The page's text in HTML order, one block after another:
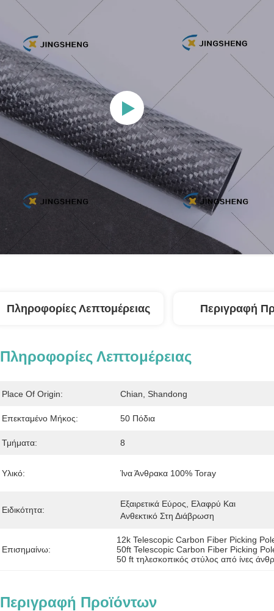
Πληροφορίες Λεπτομέρειας Περιγραφή
Πληροφορίες Λεπτομέρειας
Place Of Origin: Chian, Shandong
Επεκταμένο Μήκος: 50 Πόδια
Τμήματα: 8
Υλικό: Ίνα Άνθρακα 100% Toray
Ειδικότητα:
Εξαιρετικά Εύρος, Ελαφρύ Και
Ανθεκτικό Στη Διάβρωση
Επισημαίνω:
12k Telescopic Carbon Fiber Picking
50ft Telescopic Carbon Fiber Picking
50 ft τηλεσκοπικός στύλος από ίνες
Περιγραφή Προϊόντων